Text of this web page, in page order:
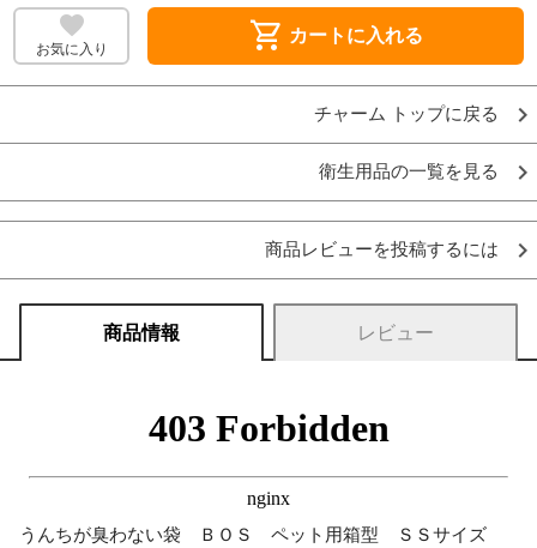
お気に入り shopping_cart カートに入れる
チャーム トップに戻る
衛生用品の一覧を見る
商品レビューを投稿するには
商品情報 レビュー
うんちが臭わない袋 ＢＯＳ ペット用箱型 ＳＳサイズ